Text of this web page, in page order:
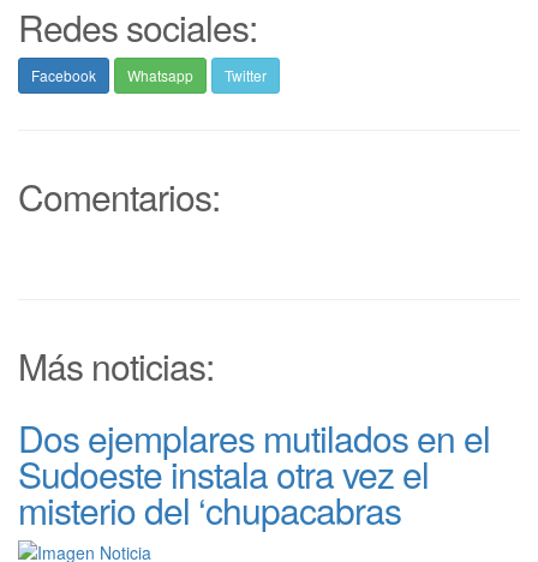
Redes sociales:
Facebook Whatsapp Twitter
Comentarios:
Más noticias:
Dos ejemplares mutilados en el
Sudoeste instala otra vez el
misterio del ‘chupacabras